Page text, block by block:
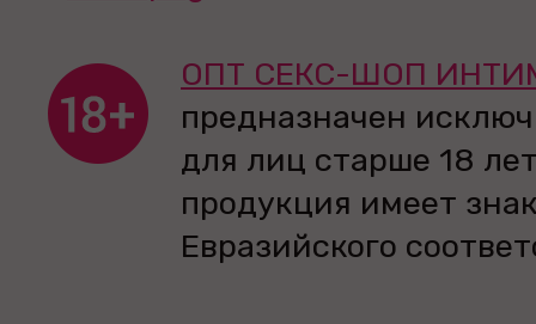
ОПТ СЕКС-ШОП
предназначен
для лиц старше 18
продукция имеет
Евразийского